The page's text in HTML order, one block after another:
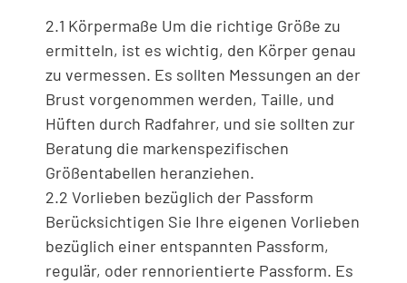
2.1 Körpermaße Um die richtige Größe zu
ermitteln, ist es wichtig, den Körper genau
zu vermessen. Es sollten Messungen an der
Brust vorgenommen werden, Taille, und
Hüften durch Radfahrer, und sie sollten zur
Beratung die markenspezifischen
Größentabellen heranziehen.
2.2 Vorlieben bezüglich der Passform
Berücksichtigen Sie Ihre eigenen Vorlieben
bezüglich einer entspannten Passform,
regulär, oder rennorientierte Passform. Es